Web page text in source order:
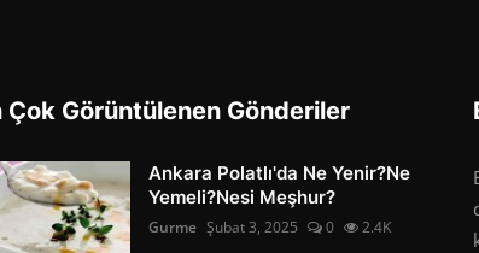
Çok Görüntülenen Gönderiler
Ankara Polatlı'da Ne Yenir?Ne
Yemeli?Nesi Meşhur?
Gurme Şubat 3, 2025 0 2.4K